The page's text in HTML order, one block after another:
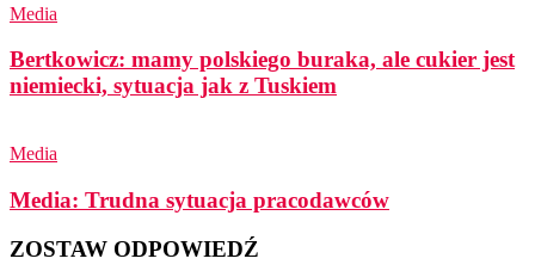
Media
Bertkowicz: mamy polskiego buraka, ale cukier jest
niemiecki, sytuacja jak z Tuskiem
Media
Media: Trudna sytuacja pracodawców
ZOSTAW ODPOWIEDŹ